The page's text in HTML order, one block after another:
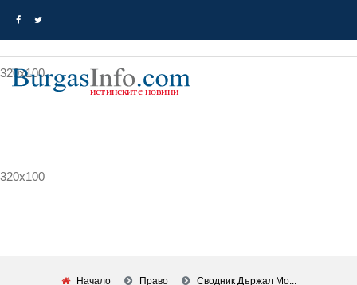
320x100
320x100
Начало Право Сводник Държал Мо...